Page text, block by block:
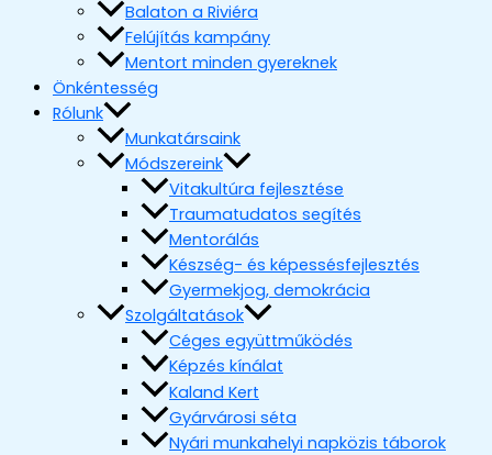
Balaton a Riviéra
Felújítás kampány
Mentort minden gyereknek
Önkéntesség
Rólunk
Munkatársaink
Módszereink
Vitakultúra fejlesztése
Traumatudatos segítés
Mentorálás
Készség- és képessésfejlesztés
Gyermekjog, demokrácia
Szolgáltatások
Céges együttműködés
Képzés kínálat
Kaland Kert
Gyárvárosi séta
Nyári munkahelyi napközis táborok